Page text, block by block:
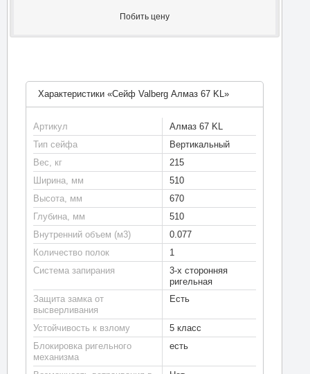
Побить цену
Характеристики «Сейф Valberg Алмаз 67 KL»
Артикул
Алмаз 67 KL
Тип сейфа
Вертикальный
Вес, кг
215
Ширина, мм
510
Высота, мм
670
Глубина, мм
510
Внутренний объем (м3)
0.077
Количество полок
1
Система запирания
3-х сторонняя
ригельная
Защита замка от
высверливания
Есть
Устойчивость к взлому
5 класс
Блокировка ригельного
механизма
есть